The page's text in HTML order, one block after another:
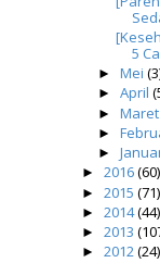
5
►Mei
►April
►
►
►
► 2016(60)
► 2015 (71)
► 2014(44)
► 2013
► 2012(24)